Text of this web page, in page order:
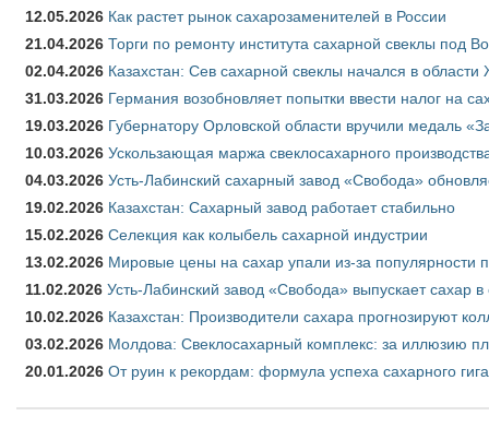
12.05.2026 Как растет рынок сахарозаменителей в России
21.04.2026 Торги по ремонту института сахарной свеклы под
02.04.2026 Казахстан: Сев сахарной свеклы начался в области
31.03.2026 Германия возобновляет попытки ввести налог на
19.03.2026 Губернатору Орловской области вручили медаль
10.03.2026 Ускользающая маржа свеклосахарного
04.03.2026 Усть-Лабинский сахарный завод «Свобода»
19.02.2026 Казахстан: Сахарный завод работает стабильно
15.02.2026 Селекция как колыбель сахарной индустрии
13.02.2026 Мировые цены на сахар упали из-за популярности
11.02.2026 Усть-Лабинский завод «Свобода» выпускает сахар в
10.02.2026 Казахстан: Производители сахара прогнозируют
03.02.2026 Молдова: Свеклосахарный комплекс: за иллюзию
20.01.2026 От руин к рекордам: формула успеха сахарного